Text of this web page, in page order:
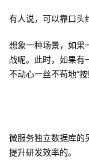
有人说，可以靠口头
想象一种场景，如果
战呢。此时，如果有
不动心一丝不苟地“按
微服务独立数据库的
提升研发效率的。